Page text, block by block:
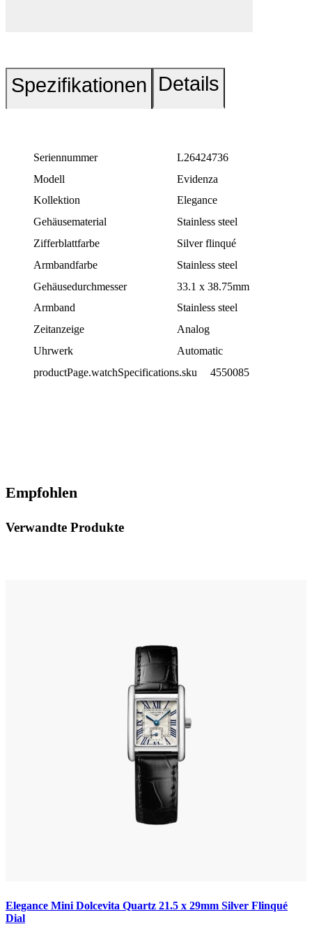
Spezifikationen Details
Seriennummer
L26424736
Modell
Evidenza
Kollektion
Elegance
Gehäusematerial
Stainless steel
Zifferblattfarbe
Silver flinqué
Armbandfarbe
Stainless steel
Gehäusedurchmesser
33.1 x 38.75mm
Armband
Stainless steel
Zeitanzeige
Analog
Uhrwerk
Automatic
productPage.watchSpecifications.sku
4550085
Empfohlen
Verwandte Produkte
Elegance Mini Dolcevita Quartz 21.5 x 29mm Silver Flinqué
Dial